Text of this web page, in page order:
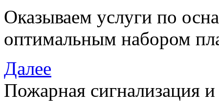
Оказываем услуги по
оптимальным набором
Далее
Пожарная сигнализация